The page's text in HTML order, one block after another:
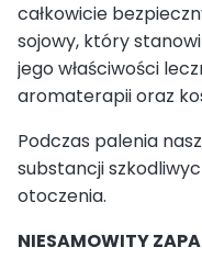
całkowicie
sojowy, który
jego właściwości
aromaterapii oraz
Podczas palenia
substancji
otoczenia.
NIESAMOWITY